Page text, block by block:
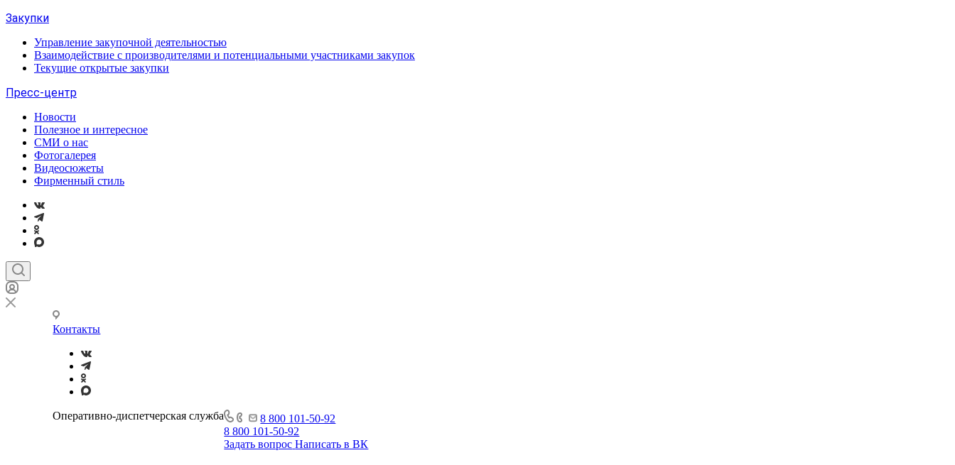
Закупки
Управление закупочной деятельностью
Взаимодействие с производителями и потенциальными участниками закупок
Текущие открытые закупки
Пресс-центр
Новости
Полезное и интересное
СМИ о нас
Фотогалерея
Видеосюжеты
Фирменный стиль
Контакты
Оперативно-диспетчерская служба
8 800 101-50-92
8 800 101-50-92
Задать вопрос Написать в ВК